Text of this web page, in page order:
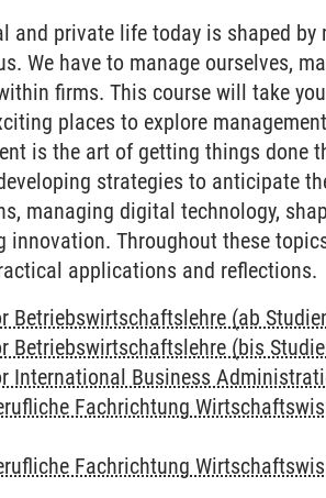
and private life today is shaped
We have to manage ourselves,
firms. This course will take
places to explore
is the art of getting things done
strategies to anticipate
managing digital technology,
Throughout these
applications and reflections.
Betriebswirtschaftslehre (ab
Betriebswirtschaftslehre (bis
International Business
Fachrichtung
Fachrichtung